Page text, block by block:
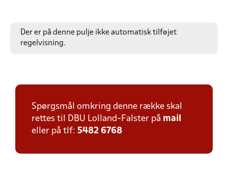
Der er på denne pulje ikke automatisk tilføjet
regelvisning.
Spørgsmål omkring denne række skal
rettes til DBU Lolland-Falster på mail
eller på tlf: 5482 6768